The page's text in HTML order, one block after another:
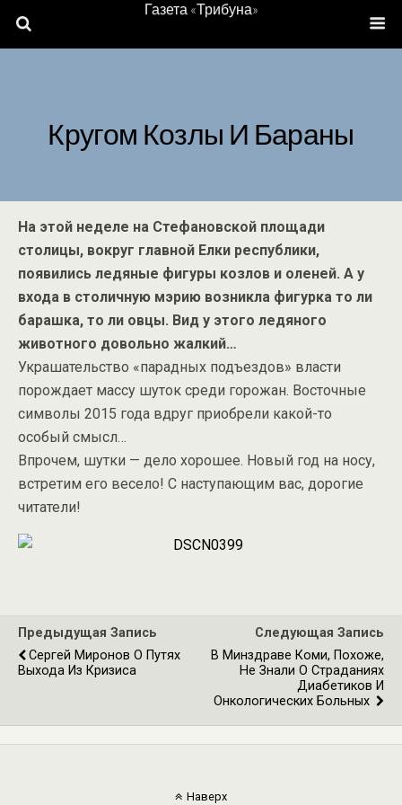
Газета «Трибуна»
Кругом Козлы И Бараны
На этой неделе на Стефановской площади
столицы, вокруг главной Елки республики,
появились ледяные фигуры козлов и оленей. А у
входа в столичную мэрию возникла фигурка то ли
барашка, то ли овцы. Вид у этого ледяного
животного довольно жалкий…
Украшательство «парадных подъездов» власти
порождает массу шуток среди горожан. Восточные
символы 2015 года вдруг приобрели какой-то
особый смысл…
Впрочем, шутки — дело хорошее. Новый год на носу,
встретим его весело! С наступающим вас, дорогие
читатели!
Предыдущая Запись
Сергей Миронов О Путях
Выхода Из Кризиса
Следующая Запись
В Минздраве Коми, Похоже,
Не Знали О Страданиях
Диабетиков И
Онкологических Больных
Наверх